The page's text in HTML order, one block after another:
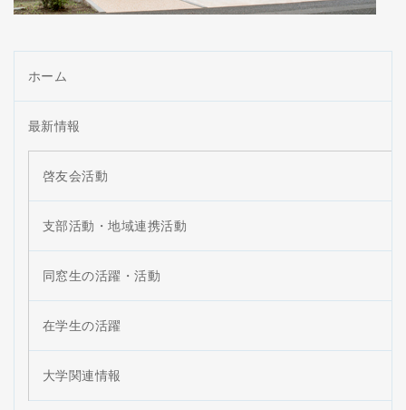
ホーム
最新情報
啓友会活動
支部活動・地域連携活動
同窓生の活躍・活動
在学生の活躍
大学関連情報